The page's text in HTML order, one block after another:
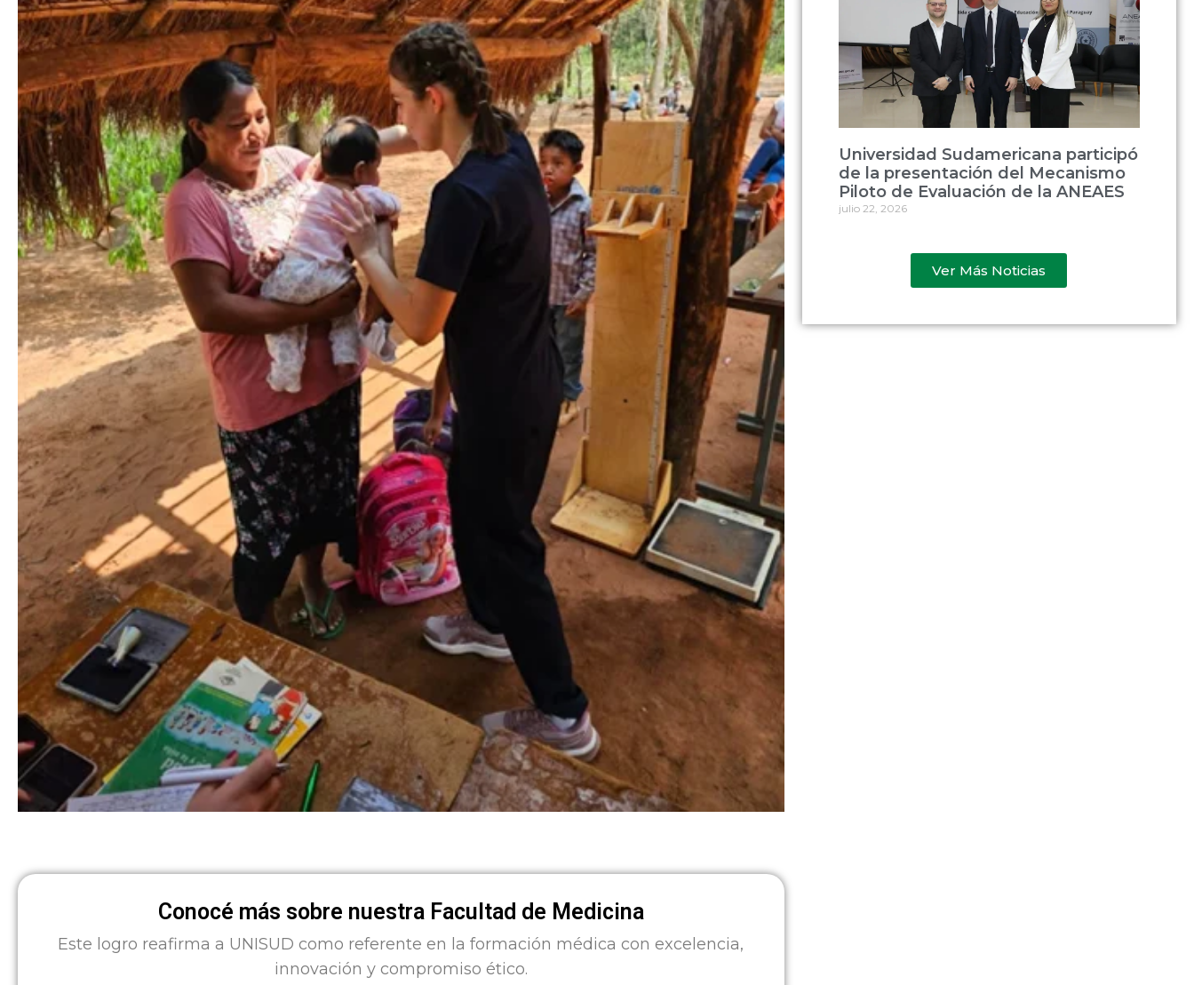
Conocé más sobre nuestra Facultad de Medicina
Este logro reafirma a UNISUD como referente en la formación médica con excelencia,
innovación y compromiso ético.
Universidad Sudamericana participó
de la presentación del Mecanismo
Piloto de Evaluación de la ANEAES
julio 22, 2026
Ver Más Noticias